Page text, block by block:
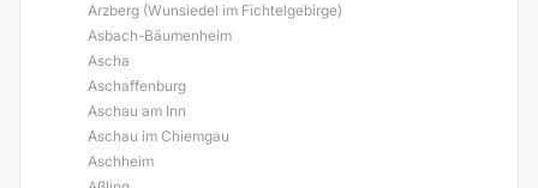
Arzberg (Wunsiedel im Fichtelgebirge)
Asbach-Bäumenheim
Ascha
Aschaffenburg
Aschau am Inn
Aschau im Chiemgau
Aschheim